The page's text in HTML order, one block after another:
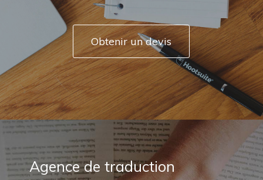
Obtenir un devis
Agence de traduction